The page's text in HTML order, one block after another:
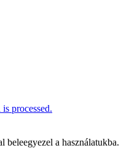
processed.
beleegyezel a használatukba.